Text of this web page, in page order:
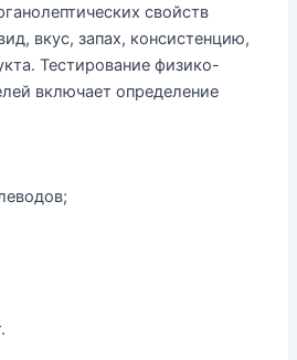
свойств
вкус, запах, консистенцию,
Тестирование физико-
включает определение